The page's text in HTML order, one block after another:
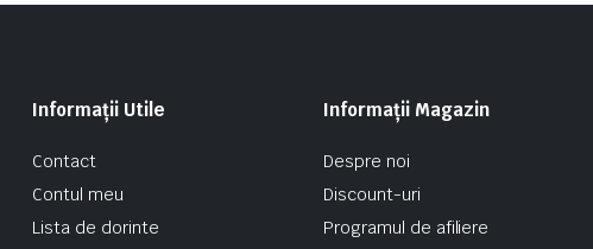
Informații Utile
Contact
Contul meu
Lista de dorinte
Informații Magazin
Despre noi
Discount-uri
Programul de afiliere